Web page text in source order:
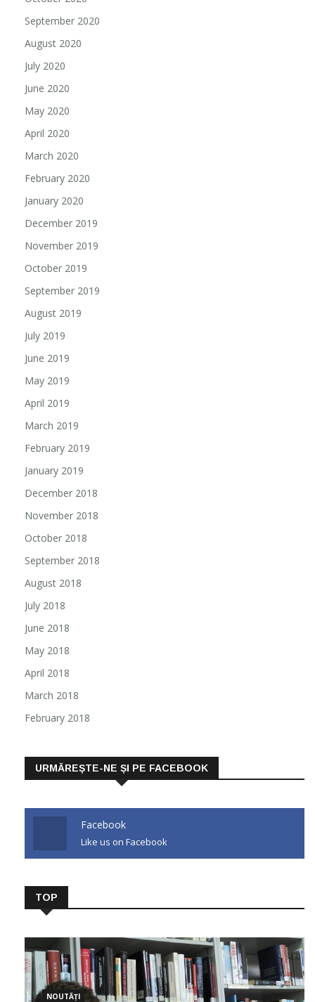
September 2020
August 2020
July 2020
June 2020
May 2020
April 2020
March 2020
February 2020
January 2020
December 2019
November 2019
October 2019
September 2019
August 2019
July 2019
June 2019
May 2019
April 2019
March 2019
February 2019
January 2019
December 2018
November 2018
October 2018
September 2018
August 2018
July 2018
June 2018
May 2018
April 2018
March 2018
February 2018
URMĂREȘTE-NE ȘI PE FACEBOOK
Facebook
Like us on Facebook
TOP
NOUTĂȚI